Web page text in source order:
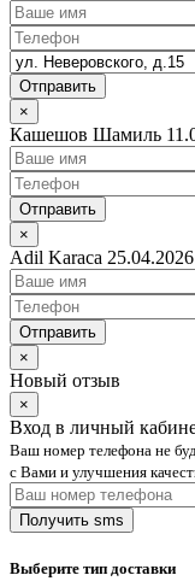
Отправить
×
Кашешов Шамиль
Отправить
×
Adil Karaca 25.04.2026
Отправить
×
Новый отзыв
×
Вход в личный
Ваш номер телефона не
с Вами и улучшения
Выберите тип доставки